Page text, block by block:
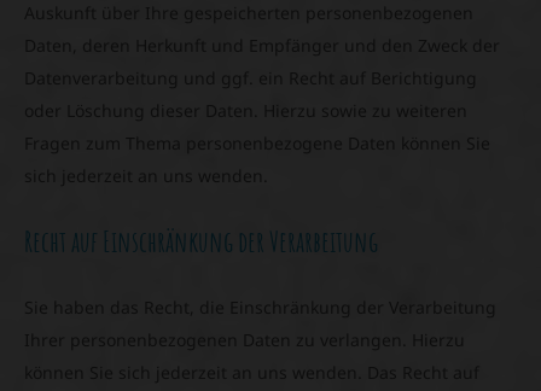
Auskunft über Ihre gespeicherten personenbezogenen
Daten, deren Herkunft und Empfänger und den Zweck der
Datenverarbeitung und ggf. ein Recht auf Berichtigung
oder Löschung dieser Daten. Hierzu sowie zu weiteren
Fragen zum Thema personenbezogene Daten können Sie
sich jederzeit an uns wenden.
Recht auf Einschränkung der Verarbeitung
Sie haben das Recht, die Einschränkung der Verarbeitung
Ihrer personenbezogenen Daten zu verlangen. Hierzu
können Sie sich jederzeit an uns wenden. Das Recht auf